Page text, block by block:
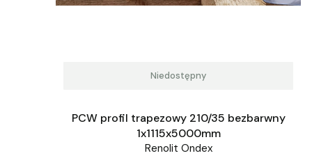
Niedostępny
PCW profil trapezowy 210/35 bezbarwny
1x1115x5000mm
Renolit Ondex